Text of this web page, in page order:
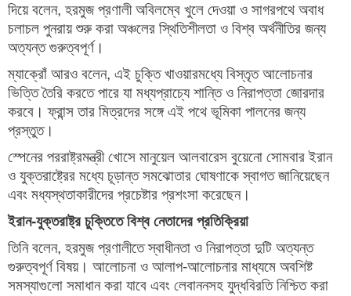
দিয়ে বলেন, হরমুজ প্রণালী অবিলম্বে খুলে দেওয়া ও সাগরপথে অবাধ
চলাচল পুনরায় শুরু করা অঞ্চলের স্থিতিশীলতা ও বিশ্ব অর্থনীতির জন্য
অত্যন্ত গুরুত্বপূর্ণ।
ম্যাক্রোঁ আরও বলেন, এই চুক্তি খাওয়ারমধ্যে বিস্তৃত আলোচনার
ভিত্তি তৈরি করতে পারে যা মধ্যপ্রাচ্যে শান্তি ও নিরাপত্তা জোরদার
করবে। ফ্রান্স তার মিত্রদের সঙ্গে এই পথে ভূমিকা পালনের জন্য
প্রস্তুত।
স্পেনের পররাষ্ট্রমন্ত্রী খোসে মানুয়েল আলবারেস বুয়েনো সোমবার ইরান
ও যুক্তরাষ্ট্রের মধ্যে চূড়ান্ত সমঝোতার ঘোষণাকে স্বাগত জানিয়েছেন
এবং মধ্যস্থতাকারীদের প্রচেষ্টার প্রশংসা করেছেন।
ইরান-যুক্তরাষ্ট্র চুক্তিতে বিশ্ব নেতাদের প্রতিক্রিয়া
তিনি বলেন, হরমুজ প্রণালীতে স্বাধীনতা ও নিরাপত্তা দুটি অত্যন্ত
গুরুত্বপূর্ণ বিষয়। আলোচনা ও আলাপ-আলোচনার মাধ্যমে অবশিষ্ট
সমস্যাগুলো সমাধান করা যাবে এবং লেবাননসহ যুদ্ধবিরতি নিশ্চিত করা